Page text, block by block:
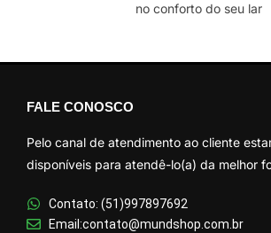
no conforto do seu lar
FALE CONOSCO
Pelo canal de atendimento ao cliente
disponíveis para atendê-lo(a) da melhor
Contato: (51)997897692
Email:contato@mundshop.com.br